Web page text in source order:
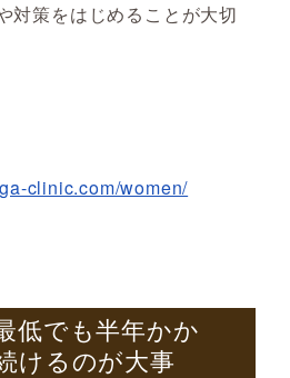
対策をはじめることが大切
clinic.com/women/
低でも半年かか
けるのが大事